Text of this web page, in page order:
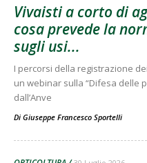
Vivaisti a corto di
cosa prevede la
sugli usi...
I percorsi della registrazione
un webinar sulla “Difesa delle
dall’Anve
Di Giuseppe Francesco Sportelli